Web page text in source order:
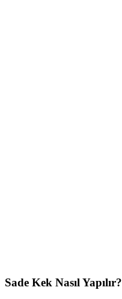
Sade Kek Nasıl Yapılır?